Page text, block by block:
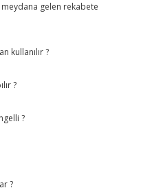
gelen rekabete
kullanılır ?
?
?
?